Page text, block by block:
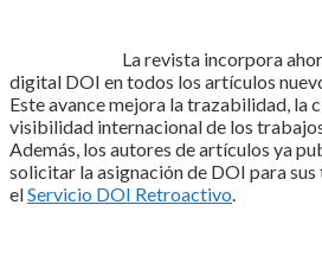
La revista incorpora
digital DOI en todos los artículos
Este avance mejora la trazabilidad, la
visibilidad internacional de los
Además, los autores de artículos ya
solicitar la asignación de DOI para
elServicio DOI Retroactivo.